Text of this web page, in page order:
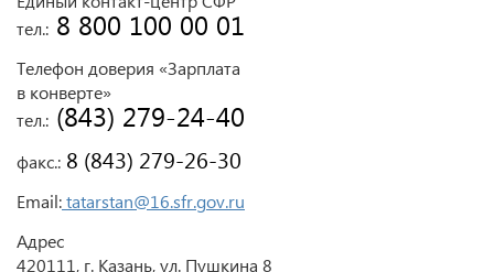
тел.: 8 800 100 00 01
Телефон доверия «Зарплата
в конверте»
тел.: (843) 279-24-40
факс.: 8 (843) 279-26-30
Email:tatarstan@16.sfr.gov.ru
Адрес
420111, г. Казань, ул. Пушкина 8